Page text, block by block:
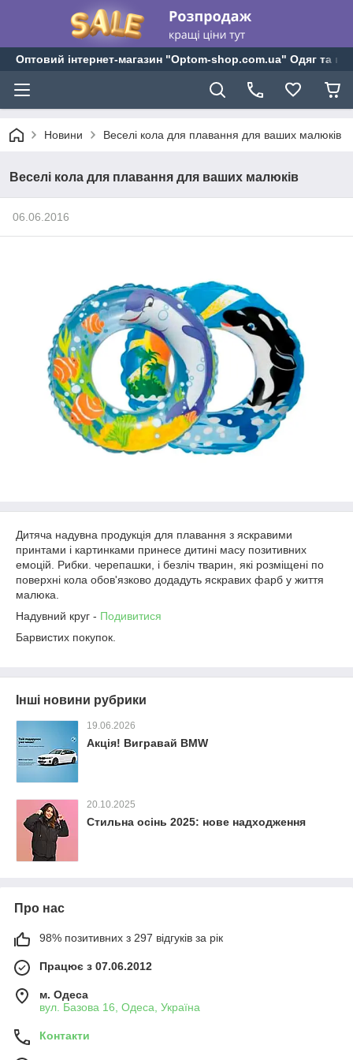
Оптовий інтернет-магазин "Optom-shop.com.ua" Одяг та
Новини Веселі кола для плавання для ваших малюків
Веселі кола для плавання для ваших малюків
06.06.2016
Дитяча надувна продукція для плавання з яскравими
принтами і картинками принесе дитині масу позитивних
емоцій. Рибки. черепашки, і безліч тварин, які розміщені по
поверхні кола обов'язково додадуть яскравих фарб у життя
малюка.
Надувний круг - Подивитися
Барвистих покупок.
Інші новини рубрики
19.06.2026
Акція! Вигравай BMW
20.10.2025
Стильна осінь 2025: нове надходження
Про нас
98% позитивних з 297 відгуків за рік
Працює з 07.06.2012
м. Одеса
вул. Базова 16, Одеса, Україна
Контакти